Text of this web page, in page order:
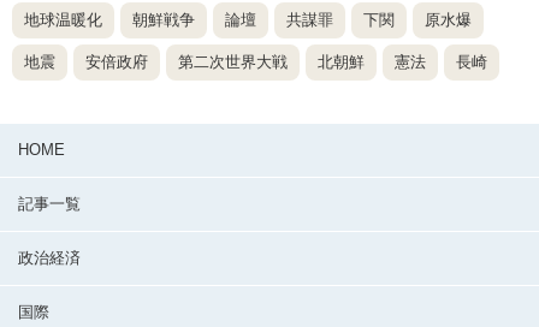
地球温暖化 朝鮮戦争 論壇 共謀罪 下関 原水爆
地震 安倍政府 第二次世界大戦 北朝鮮 憲法 長崎
HOME
記事一覧
政治経済
国際